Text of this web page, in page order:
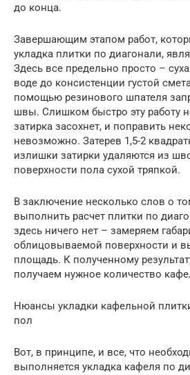
до конца.
Завершающим этапом работ,
укладка плитки по диагонали,
Здесь все предельно просто –
воде до консистенции густой
помощью резинового шпателя
швы. Слишком быстро эту работу
затирка засохнет, и поправить
невозможно. Затерев 1,5-2
излишки затирки удаляются из
поверхности пола сухой тряпкой.
В заключение несколько слов о
выполнить расчет плитки по
здесь ничего нет – замеряем
облицовываемой поверхности и
площадь. К полученному
получаем нужное количество
Нюансы укладки кафельной
пол
Вот, в принципе, и все, что
выполняется укладка кафеля по